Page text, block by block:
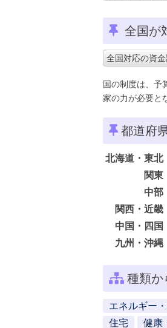
全国が
全国対応の資
国の制度は、予
家の力が必要と
都道府
北海道・東北
関東
中部
関西・近畿
中国・四国
九州・沖縄
種類か
エネルギー
住宅
健康